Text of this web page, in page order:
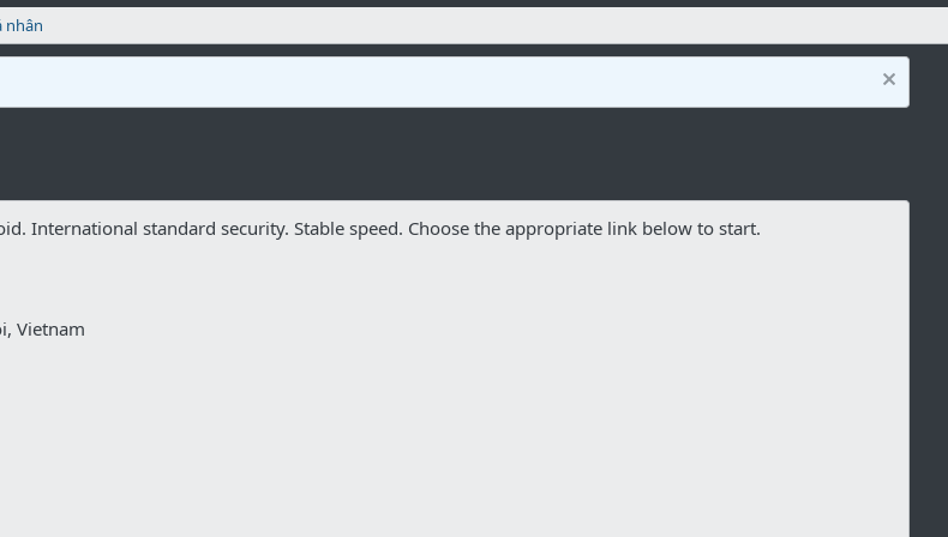
nhân
International standard security. Stable speed. Choose the appropriate link below to start.
Vietnam